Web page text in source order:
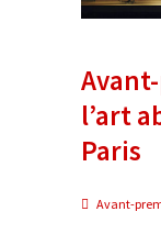
l’art
Paris
Avant-